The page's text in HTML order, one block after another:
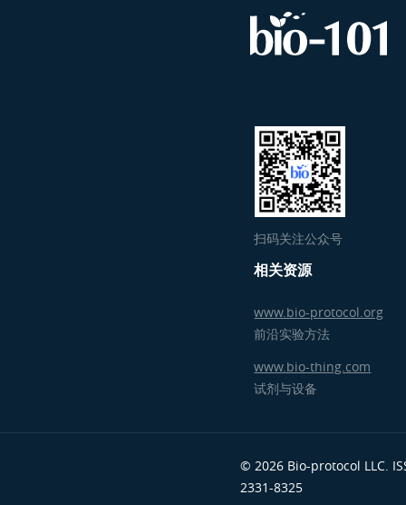
扫码关注公众号
相关资源
www.bio-protocol.org
前沿实验方法
www.bio-thing.com
试剂与设备
© 2026 Bio-protocol LLC.
2331-8325